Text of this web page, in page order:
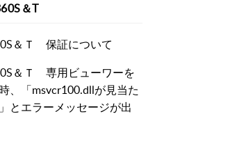
＆T
＆Ｔ 保証について
＆Ｔ 専用ビューワーを
、「msvcr100.dllが見当た
とエラーメッセージが出